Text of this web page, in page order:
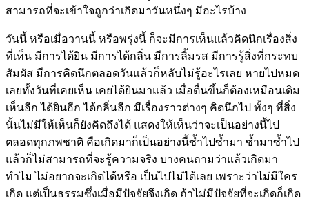
สามารถที่จะเข้าใจถูกว่าเกิดมาวันหนึ่งๆ มีอะไรบ้าง
วันนี้ หรือเมื่อวานนี้ หรือพรุ่งนี้ ก็จะมีการเห็นแล้วคิดนึกเรื่องสิ่ง
ที่เห็น มีการได้ยิน มีการได้กลิ่น มีการลิ้มรส มีการรู้สิ่งที่กระทบ
สัมผัส มีการคิดนึกตลอดวันแล้วก็หลับไม่รู้อะไรเลย หายไปหมด
เลยทั้งวันที่เคยเห็น เคยได้ยินมาแล้ว เมื่อตื่นขึ้นก็ต้องเหมือนเดิม
เห็นอีก ได้ยินอีก ได้กลิ่นอีก มีเรื่องราวต่างๆ คิดนึกไป ทั้งๆ ที่สิ่ง
นั้นไม่มีให้เห็นก็ยังคิดถึงได้ แสดงให้เห็นว่าจะเป็นอย่างนี้ไป
ตลอดทุกภพชาติ คือเกิดมาก็เป็นอย่างนี้ซ้ำไปซ้ำมา ซ้ำมาซ้ำไป
แล้วก็ไม่สามารถที่จะรู้ความจริง บางคนถามว่าแล้วเกิดมา
ทำไม ไม่อยากจะเกิดได้หรือ เป็นไปไม่ได้เลย เพราะว่าไม่มีใคร
เกิด แต่เป็นธรรมซึ่งเมื่อมีปัจจัยจึงเกิด ถ้าไม่มีปัจจัยที่จะเกิดก็เกิด